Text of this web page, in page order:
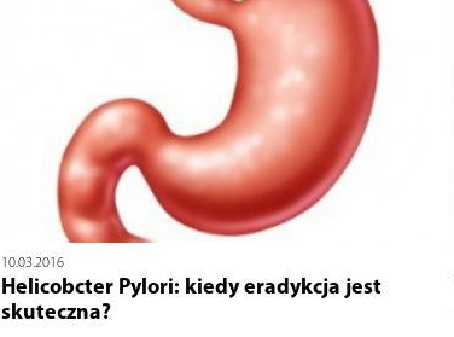
10.03.2016
Helicobcter Pylori: kiedy eradykcja jest
skuteczna?